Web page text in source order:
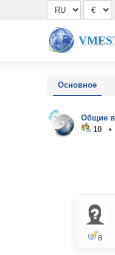
Основное
Общие
10 •
8